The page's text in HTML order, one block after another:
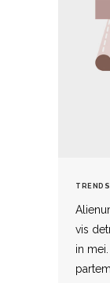
vis
in